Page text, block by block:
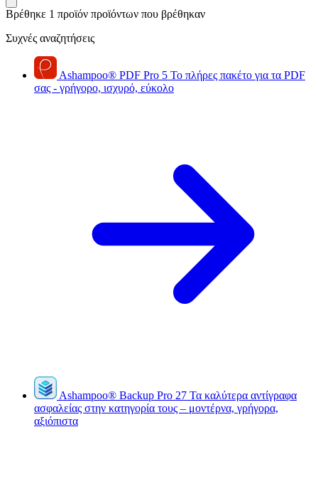
Βρέθηκε 1 προϊόν προϊόντων που βρέθηκαν
Συχνές αναζητήσεις
Ashampoo® PDF Pro 5 Το πλήρες πακέτο για τα PDF
σας - γρήγορο, ισχυρό, εύκολο
Ashampoo® Backup Pro 27 Τα καλύτερα αντίγραφα
ασφαλείας στην κατηγορία τους – μοντέρνα, γρήγορα,
αξιόπιστα